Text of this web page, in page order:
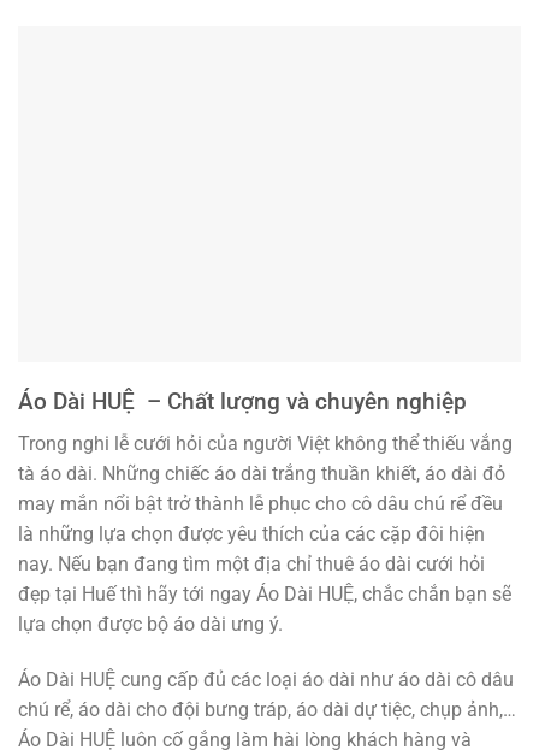
Áo Dài HUỆ – Chất lượng và chuyên nghiệp
Trong nghi lễ cưới hỏi của người Việt không thể thiếu vắng
tà áo dài. Những chiếc áo dài trắng thuần khiết, áo dài đỏ
may mắn nổi bật trở thành lễ phục cho cô dâu chú rể đều
là những lựa chọn được yêu thích của các cặp đôi hiện
nay. Nếu bạn đang tìm một địa chỉ thuê áo dài cưới hỏi
đẹp tại Huế thì hãy tới ngay Áo Dài HUỆ, chắc chắn bạn sẽ
lựa chọn được bộ áo dài ưng ý.
Áo Dài HUỆ cung cấp đủ các loại áo dài như áo dài cô dâu
chú rể, áo dài cho đội bưng tráp, áo dài dự tiệc, chụp ảnh,…
Áo Dài HUỆ luôn cố gắng làm hài lòng khách hàng và